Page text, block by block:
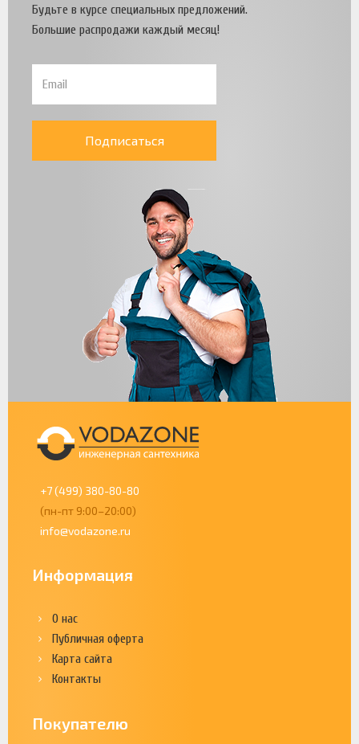
Будьте в курсе специальных предложений.
Большие распродажи каждый месяц!
Подписаться
+7 (499) 380-80-80
(пн-пт 9:00–20:00)
info@vodazone.ru
Информация
О нас
Публичная оферта
Карта сайта
Контакты
Покупателю